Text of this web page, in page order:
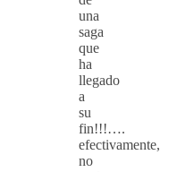
una
saga
que
ha
llegado
a
su
fin!!!….
efectivamente,
no